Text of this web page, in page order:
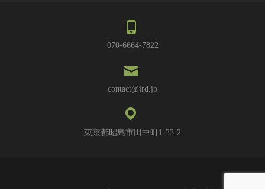
070-6664-7822
contact@jrd.jp
東京都昭島市田中町1-33-2